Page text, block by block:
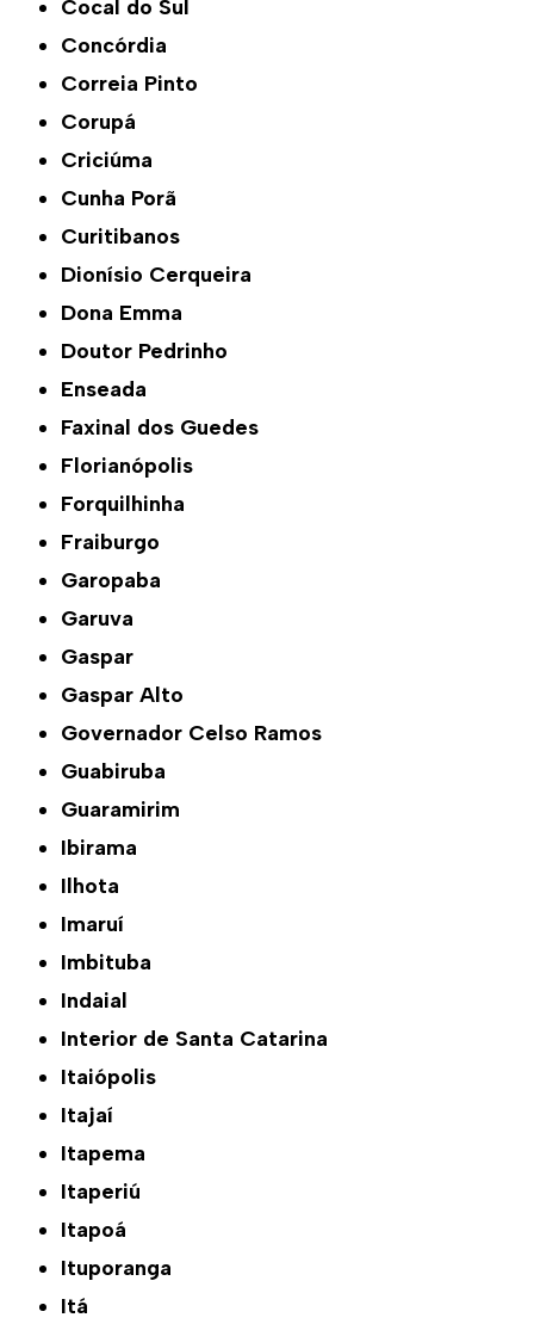
Cocal do Sul
Concórdia
Correia Pinto
Corupá
Criciúma
Cunha Porã
Curitibanos
Dionísio Cerqueira
Dona Emma
Doutor Pedrinho
Enseada
Faxinal dos Guedes
Florianópolis
Forquilhinha
Fraiburgo
Garopaba
Garuva
Gaspar
Gaspar Alto
Governador Celso Ramos
Guabiruba
Guaramirim
Ibirama
Ilhota
Imaruí
Imbituba
Indaial
Interior de Santa Catarina
Itaiópolis
Itajaí
Itapema
Itaperiú
Itapoá
Ituporanga
Itá